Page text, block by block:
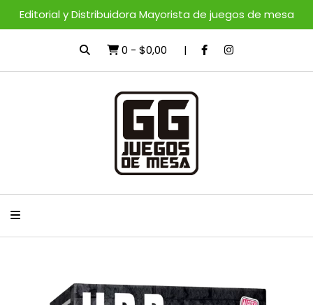
Editorial y Distribuidora Mayorista de juegos de mesa
0 - $0,00